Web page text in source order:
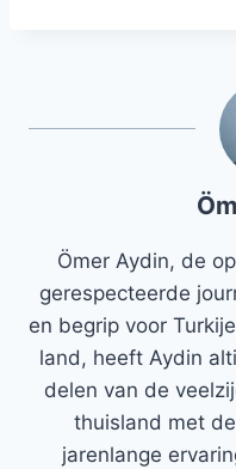
Ömer Aydin, de
gerespecteerde
en begrip voor
land, heeft Aydin
delen van de
thuisland met
jarenlange